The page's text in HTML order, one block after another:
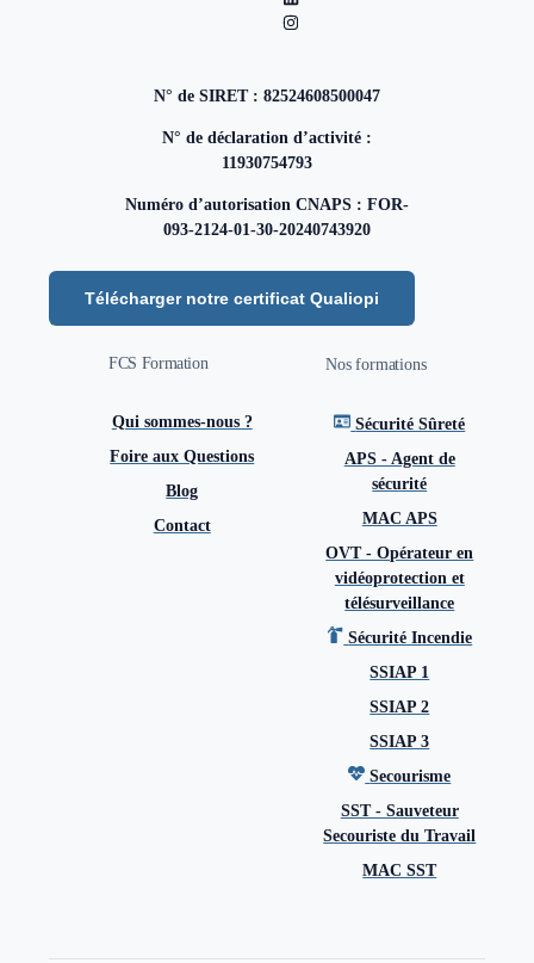
N° de SIRET : 82524608500047
N° de déclaration d’activité :
11930754793
Numéro d’autorisation CNAPS : FOR-
093-2124-01-30-20240743920
Télécharger notre certificat Qualiopi
FCS Formation
Qui sommes-nous ?
Foire aux Questions
Blog
Contact
Nos formations
Sécurité Sûreté
APS - Agent de
sécurité
MAC APS
OVT - Opérateur en
vidéoprotection et
télésurveillance
Sécurité Incendie
SSIAP 1
SSIAP 2
SSIAP 3
Secourisme
SST - Sauveteur
Secouriste du Travail
MAC SST